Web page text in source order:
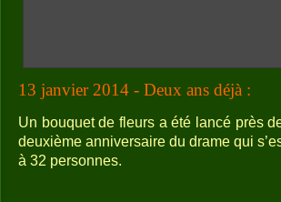
13 janvier 2014 - Deux ans déjà :
Un bouquet de fleurs a été lancé près
deuxième anniversaire du drame qui
à 32 personnes.